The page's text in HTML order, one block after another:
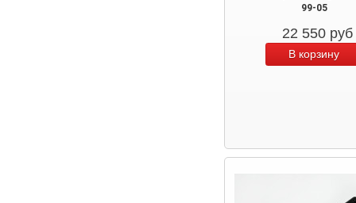
99-05
22 550 руб